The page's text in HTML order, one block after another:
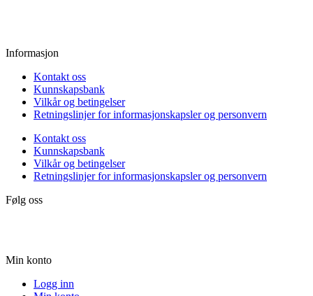
Informasjon
Kontakt oss
Kunnskapsbank
Vilkår og betingelser
Retningslinjer for informasjonskapsler og personvern
Kontakt oss
Kunnskapsbank
Vilkår og betingelser
Retningslinjer for informasjonskapsler og personvern
Følg oss
Min konto
Logg inn